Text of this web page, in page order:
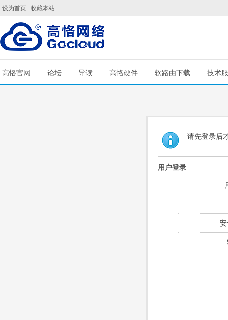
设为首页 收藏本站
高恪官网 论坛 导读 高恪硬件 软路由下载 技术
请先登录后
用户登录